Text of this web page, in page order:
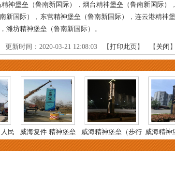
神堡垒（鲁南新国际） ， 烟台精神堡垒（鲁南新国际） ，
新国际）
， 东营精神堡垒（鲁南新国际） ， 连云港精神
， 潍坊精神堡垒（鲁南新国际） 。
更新时间：2020-03-21 12:08:03 【 打印此页 】 【 关闭 】
民
威海复件 精神堡垒
（...
威海精神堡垒（步行
街...
威海精神